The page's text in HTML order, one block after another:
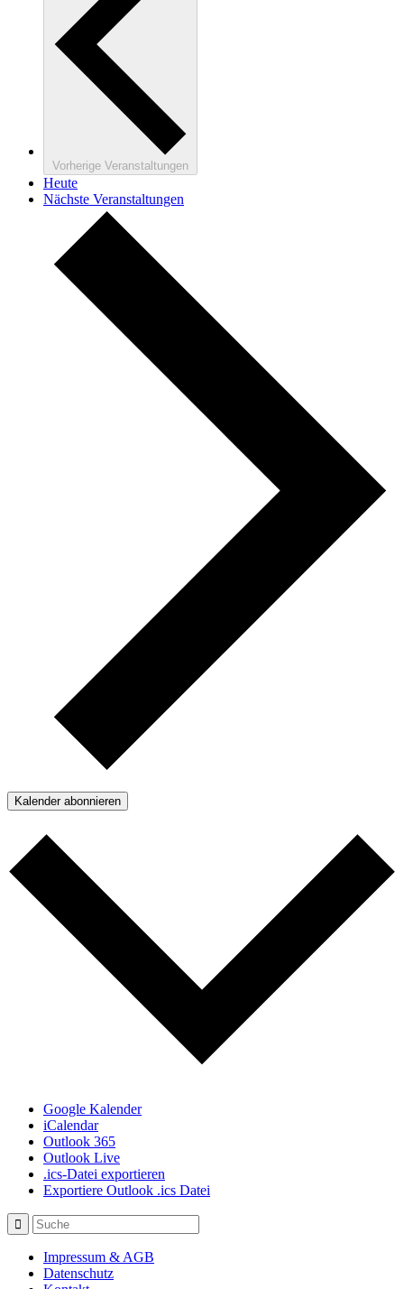
Vorherige Veranstaltungen
Heute
Nächste Veranstaltungen
Kalender abonnieren
Google Kalender
iCalendar
Outlook 365
Outlook Live
.ics-Datei exportieren
Exportiere Outlook .ics Datei
Impressum & AGB
Datenschutz